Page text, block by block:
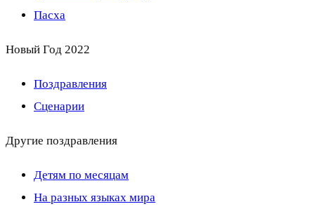
Пасха
Новый Год 2022
Поздравления
Сценарии
Другие поздравления
Детям по месяцам
На разных языках мира